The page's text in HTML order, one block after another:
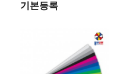
기본등록